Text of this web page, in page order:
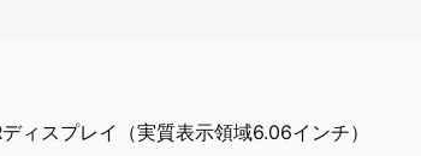
ィスプレイ（実質表示領域6.06インチ）